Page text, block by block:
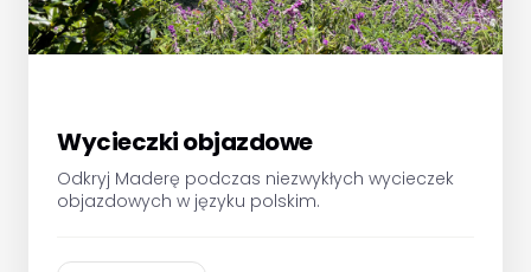
Wycieczki objazdowe
Odkryj Maderę podczas niezwykłych wycieczek
objazdowych w języku polskim.